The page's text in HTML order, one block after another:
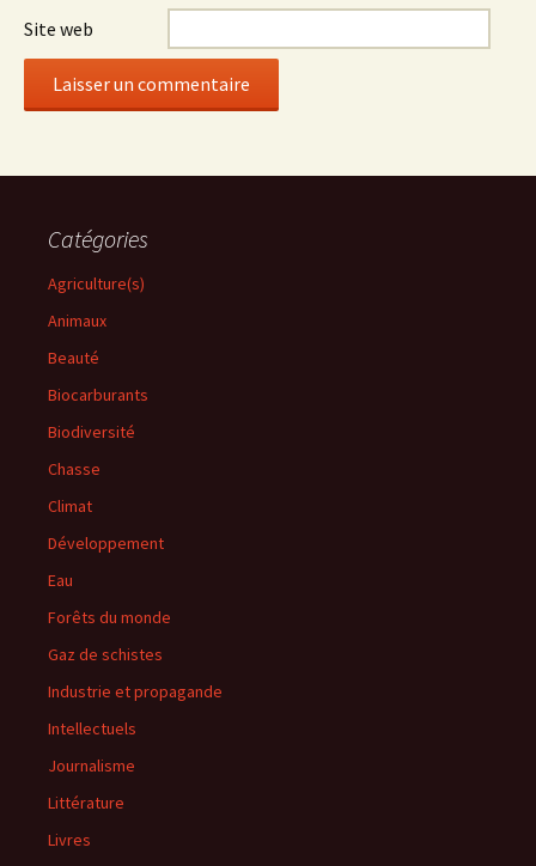
Site web
Catégories
Agriculture(s)
Animaux
Beauté
Biocarburants
Biodiversité
Chasse
Climat
Développement
Eau
Forêts du monde
Gaz de schistes
Industrie et propagande
Intellectuels
Journalisme
Littérature
Livres